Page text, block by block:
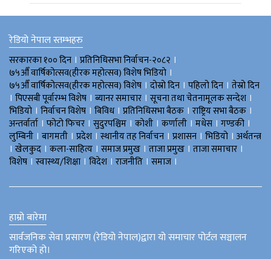
रेडियो नेपाल स्तम्भहरु
सरकारका १०० दिन । प्रतिनिधिसभा निर्वाचन-२०८२ ।
७५औँ वार्षिकोत्सव(हीरक महोत्सव) विशेष भिडियाे ।
७५औँ वार्षिकोत्सव(हीरक महोत्सव) विशेष । दोस्रो दिन । पहिलो दिन । तेस्रो दिन
। पिएसबी पूर्वारम्भ विशेष । ब्यानर समाचार । सूचना तथा चेतनामूलक सन्देश ।
भिडियाे । निर्वाचन विशेष । बिविध। प्रतिनिधिसभा बैठक । राष्ट्रिय सभा बैठक ।
अन्तर्वार्ता । फोटो फिचर । सुदुरपश्चिम । काेशी । कर्णाली । मधेस । गण्डकी ।
लुम्बिनी । बागमती । प्रदेश । स्थानीय तह निर्वाचन । प्रशासन । भिडियो । अर्थतन्त्र
। खेलकुद । कला-साहित्य । समाज प्रमुख । ताजा प्रमुख । ताजा समाचार ।
विशेष । स्वास्थ्य/शिक्षा । विदेश । राजनीति । समाज ।
हाम्रो बारेमा
सार्वजनिक सेवा प्रसारण (रेडियो नेपाल)द्वारा यो समाचार पोर्टल सञ्चालन
गरिएको हो।